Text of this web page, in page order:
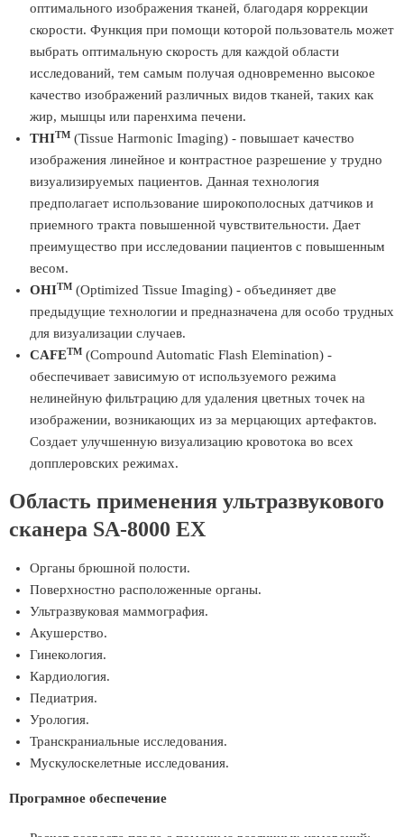
оптимального изображения тканей, благодаря коррекции
скорости. Функция при помощи которой пользователь может
выбрать оптимальную скорость для каждой области
исследований, тем самым получая одновременно высокое
качество изображений различных видов тканей, таких как
жир, мышцы или паренхима печени.
THITM (Tissue Harmonic Imaging) - повышает качество
изображения линейное и контрастное разрешение у трудно
визуализируемых пациентов. Данная технология
предполагает использование широкополосных датчиков и
приемного тракта повышенной чувствительности. Дает
преимущество при исследовании пациентов с повышенным
весом.
OHITM (Optimized Tissue Imaging) - объединяет две
предыдущие технологии и предназначена для особо трудных
для визуализации случаев.
CAFETM (Compound Automatic Flash Elemination) -
обеспечивает зависимую от используемого режима
нелинейную фильтрацию для удаления цветных точек на
изображении, возникающих из за мерцающих артефактов.
Создает улучшенную визуализацию кровотока во всех
допплеровских режимах.
Область применения ультразвукового
сканера SA-8000 EX
Органы брюшной полости.
Поверхностно расположенные органы.
Ультразвуковая маммография.
Акушерство.
Гинекология.
Кардиология.
Педиатрия.
Урология.
Транскраниальные исследования.
Мускулоскелетные исследования.
Програмное обеспечение